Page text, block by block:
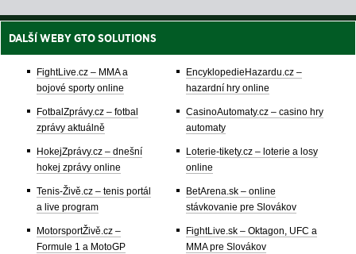
DALŠÍ WEBY GTO SOLUTIONS
FightLive.cz – MMA a
bojové sporty online
FotbalZprávy.cz – fotbal
zprávy aktuálně
HokejZprávy.cz – dnešní
hokej zprávy online
Tenis-Živě.cz – tenis portál
a live program
MotorsportŽivě.cz –
Formule 1 a MotoGP
EncyklopedieHazardu.cz –
hazardní hry online
CasinoAutomaty.cz – casino hry
automaty
Loterie-tikety.cz – loterie a losy
online
BetArena.sk – online
stávkovanie pre Slovákov
FightLive.sk – Oktagon, UFC a
MMA pre Slovákov